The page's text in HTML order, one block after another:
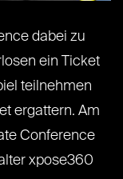
dabei zu
ein Ticket
teilnehmen
ergattern. Am
Conference
xpose360